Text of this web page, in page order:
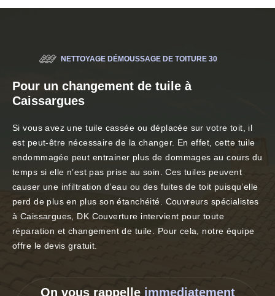
NETTOYAGE DÉMOUSSAGE DE TOITURE 30
Pour un changement de tuile à
Caissargues
Si vous avez une tuile cassée ou déplacée sur votre toit, il
est peut-être nécessaire de la changer. En effet, cette tuile
endommagée peut entrainer plus de dommages au cours du
temps si elle n’est pas prise au soin. Ces tuiles peuvent
causer une infiltration d’eau ou des fuites de toit puisqu’elle
perd de plus en plus son étanchéité. Couvreurs spécialistes
à Caissargues, DK Couverture intervient pour toute
réparation et changement de tuile. Pour cela, notre équipe
offre le devis gratuit.
On vous rappelle immediatement